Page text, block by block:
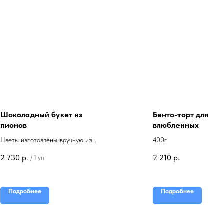
Шоколадный букет из
пионов
Цветы изготовлены вручную из
Букет из 17 штук.
2 730 р. / 1 уп
Подробнее
Бенто-торт для
влюбленных
400г
2 210 р.
Подробнее